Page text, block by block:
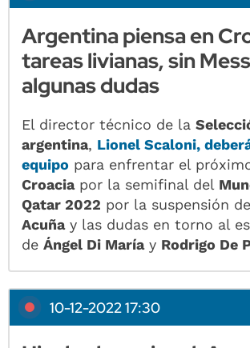
Argentina piensa en
tareas livianas, sin
algunas dudas
El director técnico de la
argentina, Lionel Scaloni,
equipo para enfrentar el
Croaciapor la semifinal del
Qatar 2022 por la suspensión de
Acuñay las dudas en torno al
deÁngel Di Maríay Rodrigo De
10-12-2022 17:30